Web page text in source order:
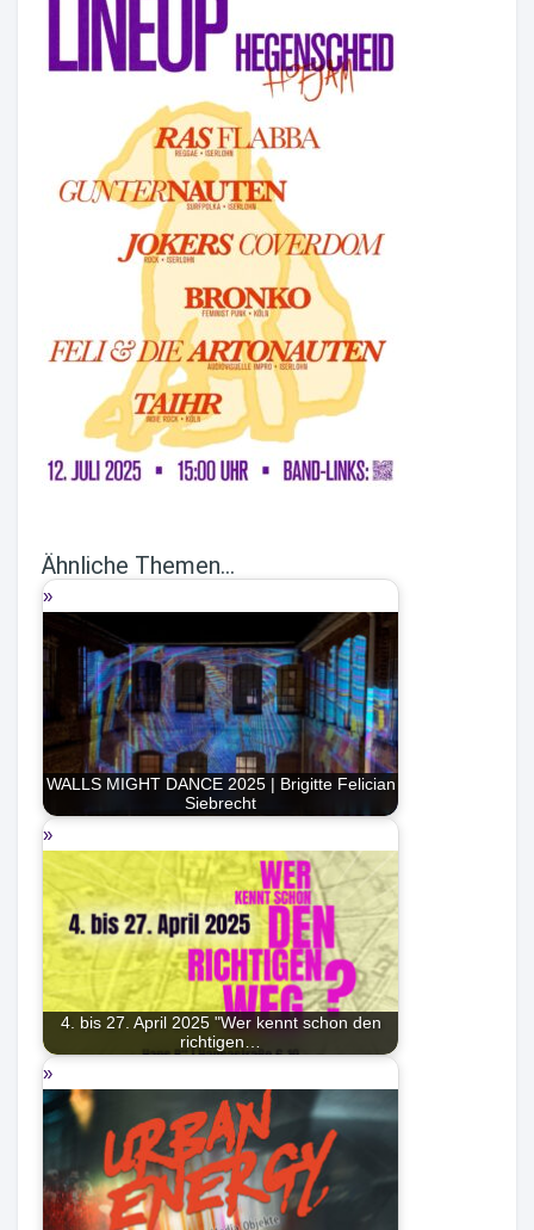
Ähnliche Themen...
WALLS MIGHT DANCE 2025 | Brigitte Felician
Siebrecht
4. bis 27. April 2025 "Wer kennt schon den
richtigen…